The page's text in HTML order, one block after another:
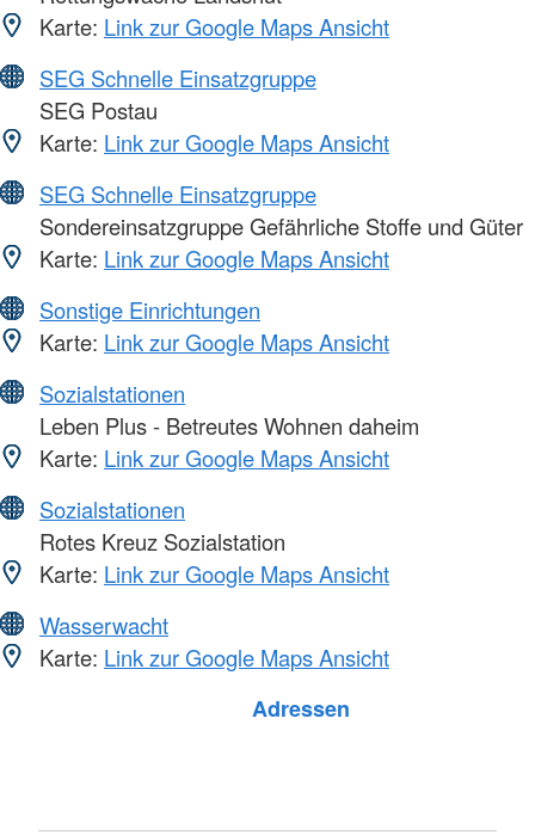
Karte: Link zur Google Maps Ansicht
SEG Schnelle Einsatzgruppe
SEG Postau
Karte: Link zur Google Maps Ansicht
SEG Schnelle Einsatzgruppe
Sondereinsatzgruppe Gefährliche Stoffe und Güter
Karte: Link zur Google Maps Ansicht
Sonstige Einrichtungen
Karte: Link zur Google Maps Ansicht
Sozialstationen
Leben Plus - Betreutes Wohnen daheim
Karte: Link zur Google Maps Ansicht
Sozialstationen
Rotes Kreuz Sozialstation
Karte: Link zur Google Maps Ansicht
Wasserwacht
Karte: Link zur Google Maps Ansicht
Adressen